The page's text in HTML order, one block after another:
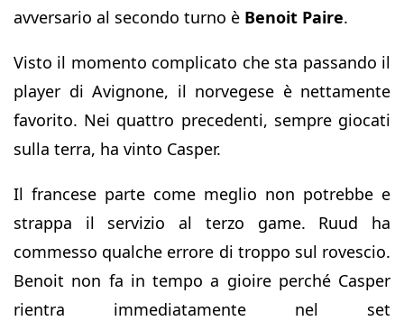
avversario al secondo turno è Benoit Paire.
Visto il momento complicato che sta passando il
player di Avignone, il norvegese è nettamente
favorito. Nei quattro precedenti, sempre giocati
sulla terra, ha vinto Casper.
Il francese parte come meglio non potrebbe e
strappa il servizio al terzo game. Ruud ha
commesso qualche errore di troppo sul rovescio.
Benoit non fa in tempo a gioire perché Casper
rientra immediatamente nel set